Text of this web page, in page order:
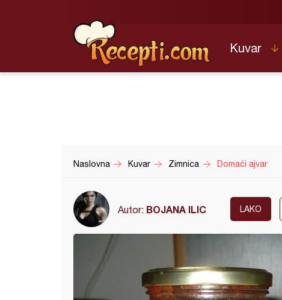
Kuvar
Naslovna Kuvar Zimnica Domaći ajvar
Autor: BOJANA ILIC LAKO